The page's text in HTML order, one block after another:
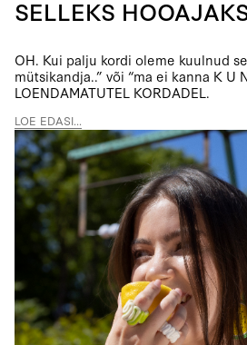
SELLEKS
OH. Kui palju kordi oleme kuulnud
mütsikandja..” või “ma ei kanna K U
LOENDAMATUTEL KORDADEL.
LOE EDASI...